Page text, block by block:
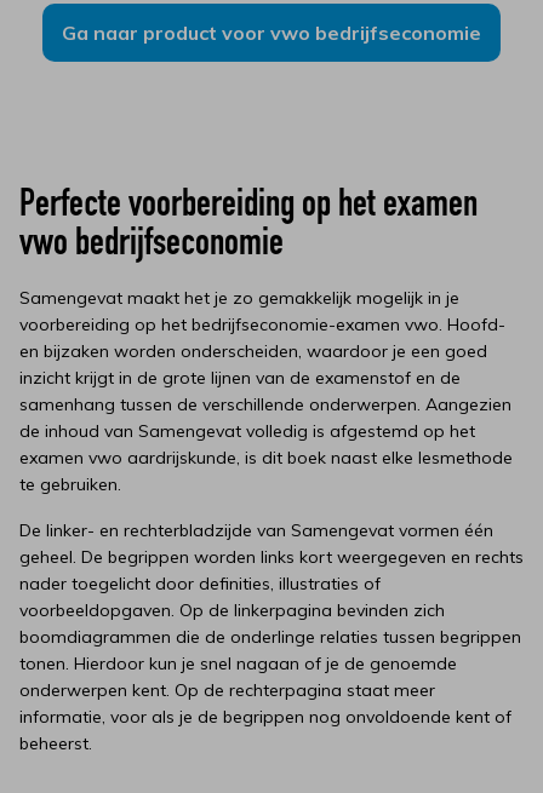
Ga naar product voor vwo bedrijfseconomie
Perfecte voorbereiding op het examen
vwo bedrijfseconomie
Samengevat maakt het je zo gemakkelijk mogelijk in je
voorbereiding op het bedrijfseconomie-examen vwo. Hoofd-
en bijzaken worden onderscheiden, waardoor je een goed
inzicht krijgt in de grote lijnen van de examenstof en de
samenhang tussen de verschillende onderwerpen. Aangezien
de inhoud van Samengevat volledig is afgestemd op het
examen vwo aardrijskunde, is dit boek naast elke lesmethode
te gebruiken.
De linker- en rechterbladzijde van Samengevat vormen één
geheel. De begrippen worden links kort weergegeven en rechts
nader toegelicht door definities, illustraties of
voorbeeldopgaven. Op de linkerpagina bevinden zich
boomdiagrammen die de onderlinge relaties tussen begrippen
tonen. Hierdoor kun je snel nagaan of je de genoemde
onderwerpen kent. Op de rechterpagina staat meer
informatie, voor als je de begrippen nog onvoldoende kent of
beheerst.